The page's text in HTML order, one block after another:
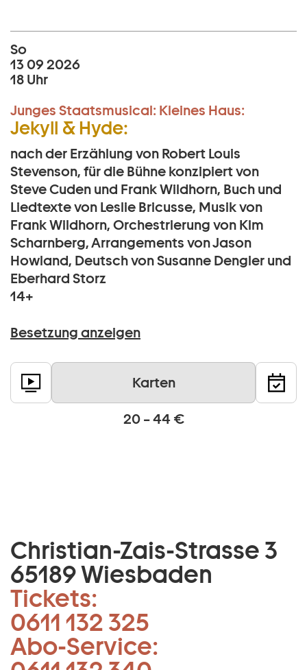
So
13 09 2026
18 Uhr
Junges Staatsmusical: Kleines Haus:
Jekyll & Hyde:
nach der Erzählung von Robert Louis
Stevenson, für die Bühne konzipiert von
Steve Cuden und Frank Wildhorn, Buch und
Liedtexte von Leslie Bricusse, Musik von
Frank Wildhorn, Orchestrierung von Kim
Scharnberg, Arrangements von Jason
Howland, Deutsch von Susanne Dengler und
Eberhard Storz
14+
Besetzung anzeigen
Karten
20 – 44 €
Christian-Zais-Strasse 3
65189 Wiesbaden
Tickets:
0611 132 325
Abo-Service: